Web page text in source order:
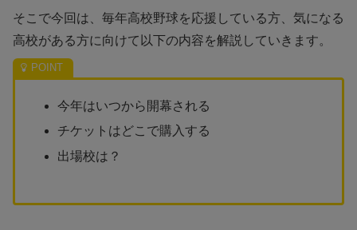
そこで今回は、毎年高校野球を応援している方、気になる
高校がある方に向けて 以下の内容を解説していきます。
今年はいつから開幕される
チケットはどこで購入する
出場校は？